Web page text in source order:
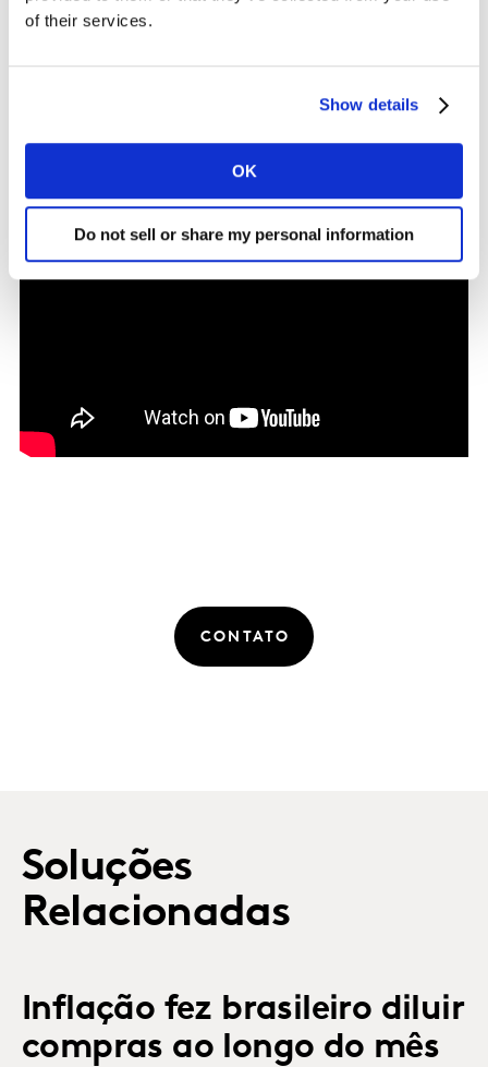
of their services.
Show details
OK
Do not sell or share my personal information
ajudá-lo a se conectar com mais compradores e se
CONTATO
Soluções
Relacionadas
Inflação fez brasileiro diluir
compras ao longo do mês